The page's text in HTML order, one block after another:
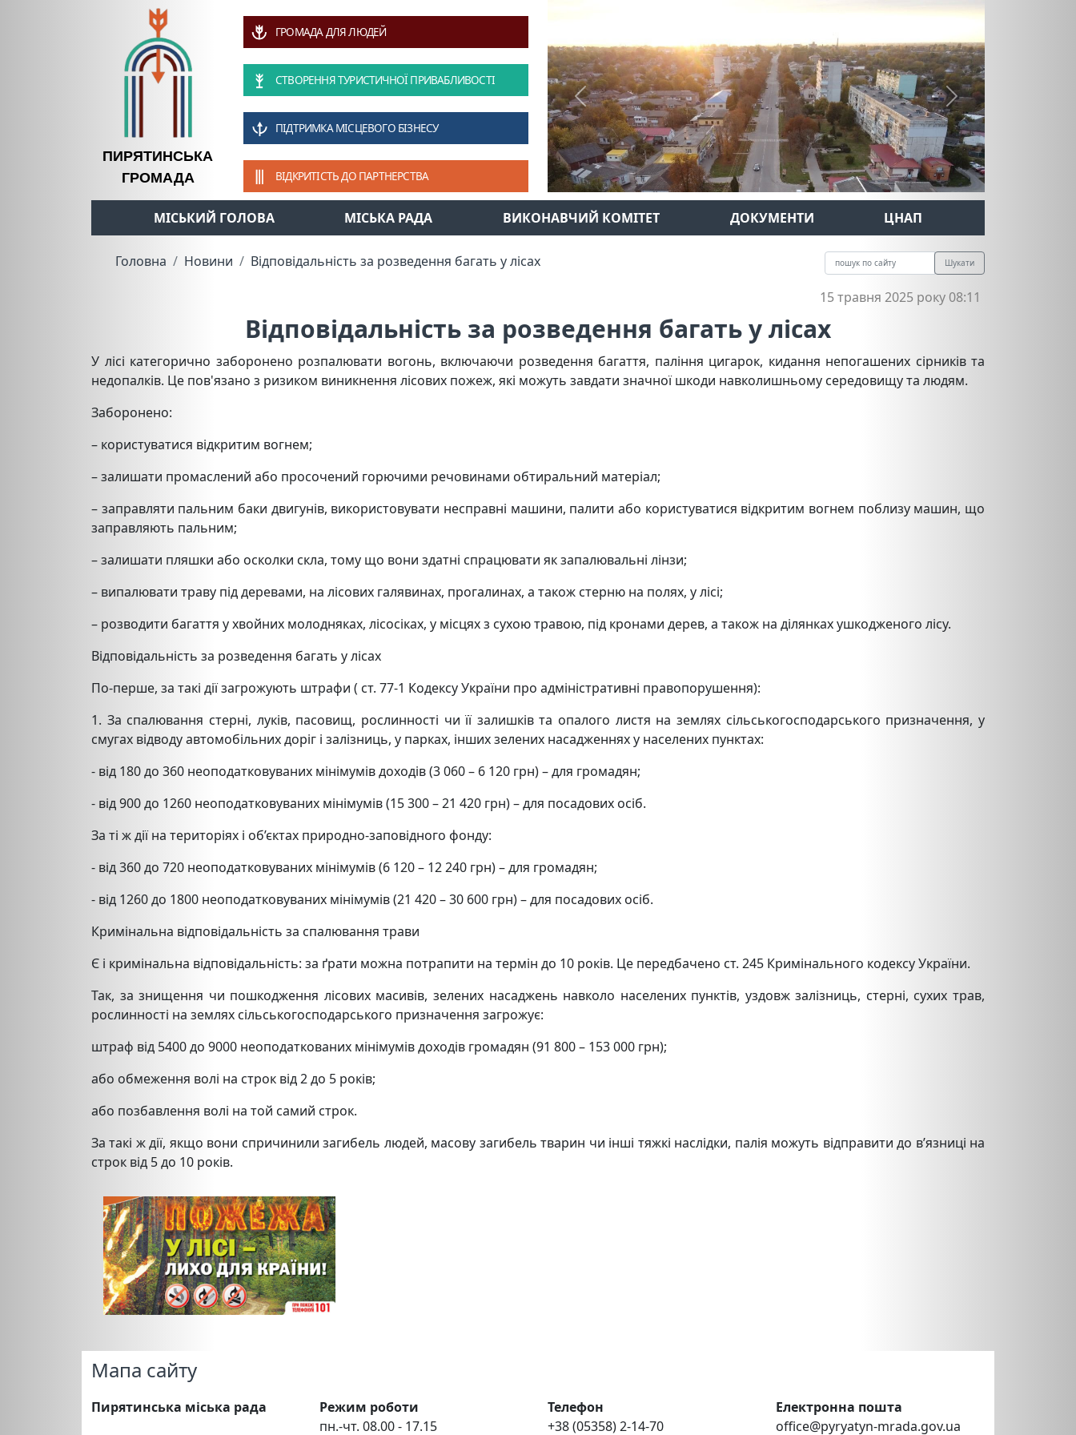
ПИРЯТИНСЬКА
ГРОМАДА
ГРОМАДА ДЛЯ ЛЮДЕЙ
СТВОРЕННЯ ТУРИСТИЧНОЇ ПРИВАБЛИВОСТІ
ПІДТРИМКА МІСЦЕВОГО БІЗНЕСУ
ВІДКРИТІСТЬ ДО ПАРТНЕРСТВА
Previous Next
МІСЬКИЙ ГОЛОВА МІСЬКА РАДА ВИКОНАВЧИЙ КОМІТЕТ ДОКУМЕНТИ ЦНАП
Головна Новини Відповідальність за розведення багать у лісах Шукати
15 травня 2025 року 08:11
Відповідальність за розведення багать у лісах
У лісі категорично заборонено розпалювати вогонь, включаючи розведення багаття, паління цигарок, кидання непогашених сірників та
недопалків. Це пов'язано з ризиком виникнення лісових пожеж, які можуть завдати значної шкоди навколишньому середовищу та людям.
Заборонено:
– користуватися відкритим вогнем;
– залишати промаслений або просочений горючими речовинами обтиральний матеріал;
– заправляти пальним баки двигунів, використовувати несправні машини, палити або користуватися відкритим вогнем поблизу машин, що
заправляють пальним;
– залишати пляшки або осколки скла, тому що вони здатні спрацювати як запалювальні лінзи;
– випалювати траву під деревами, на лісових галявинах, прогалинах, а також стерню на полях, у лісі;
– розводити багаття у хвойних молодняках, лісосіках, у місцях з сухою травою, під кронами дерев, а також на ділянках ушкодженого лісу.
Відповідальність за розведення багать у лісах
По-перше, за такі дії загрожують штрафи ( ст. 77-1 Кодексу України про адміністративні правопорушення):
1. За спалювання стерні, луків, пасовищ, рослинності чи її залишків та опалого листя на землях сільськогосподарського призначення, у
смугах відводу автомобільних доріг і залізниць, у парках, інших зелених насадженнях у населених пунктах:
- від 180 до 360 неоподатковуваних мінімумів доходів (3 060 – 6 120 грн) – для громадян;
- від 900 до 1260 неоподатковуваних мінімумів (15 300 – 21 420 грн) – для посадових осіб.
За ті ж дії на територіях і об’єктах природно-заповідного фонду:
- від 360 до 720 неоподатковуваних мінімумів (6 120 – 12 240 грн) – для громадян;
- від 1260 до 1800 неоподатковуваних мінімумів (21 420 – 30 600 грн) – для посадових осіб.
Кримінальна відповідальність за спалювання трави
Є і кримінальна відповідальність: за ґрати можна потрапити на термін до 10 років. Це передбачено ст. 245 Кримінального кодексу України.
Так, за знищення чи пошкодження лісових масивів, зелених насаджень навколо населених пунктів, уздовж залізниць, стерні, сухих трав,
рослинності на землях сільськогосподарського призначення загрожує:
штраф від 5400 до 9000 неоподаткованих мінімумів доходів громадян (91 800 – 153 000 грн);
або обмеження волі на строк від 2 до 5 років;
або позбавлення волі на той самий строк.
За такі ж дії, якщо вони спричинили загибель людей, масову загибель тварин чи інші тяжкі наслідки, палія можуть відправити до в’язниці на
строк від 5 до 10 років.
Мапа сайту
Пирятинська міська рада
Режим роботи
пн.-чт. 08.00 - 17.15
Телефон
+38 (05358) 2-14-70
Електронна пошта
office@pyryatyn-mrada.gov.ua